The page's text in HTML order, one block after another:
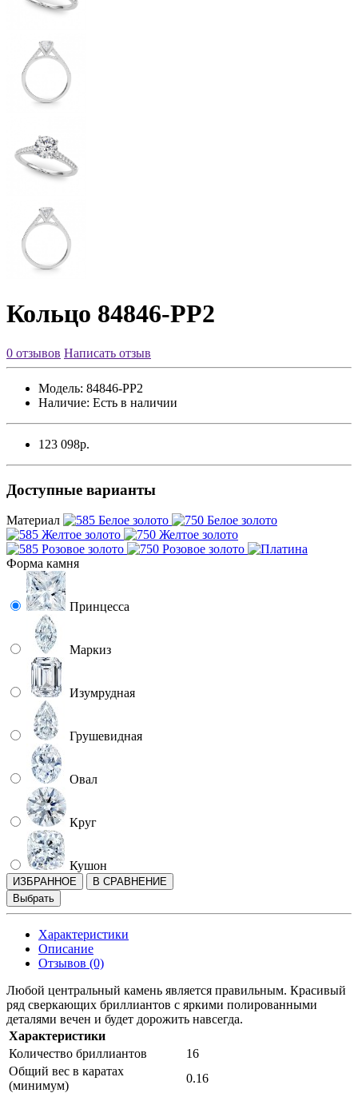
Кольцо 84846-PP2
0 отзывов Написать отзыв
Модель: 84846-PP2
Наличие: Есть в наличии
123 098р.
Доступные варианты
Материал
Форма камня
Принцесса
Маркиз
Изумрудная
Грушевидная
Овал
Круг
Кушон
ИЗБРАННОЕ
В СРАВНЕНИЕ
Выбрать
Характеристики
Описание
Отзывов (0)
Любой центральный камень является правильным. Красивый
ряд сверкающих бриллиантов с яркими полированными
деталями вечен и будет дорожить навсегда.
Характеристики
Количество бриллиантов
16
Общий вес в каратах
(минимум)
0.16